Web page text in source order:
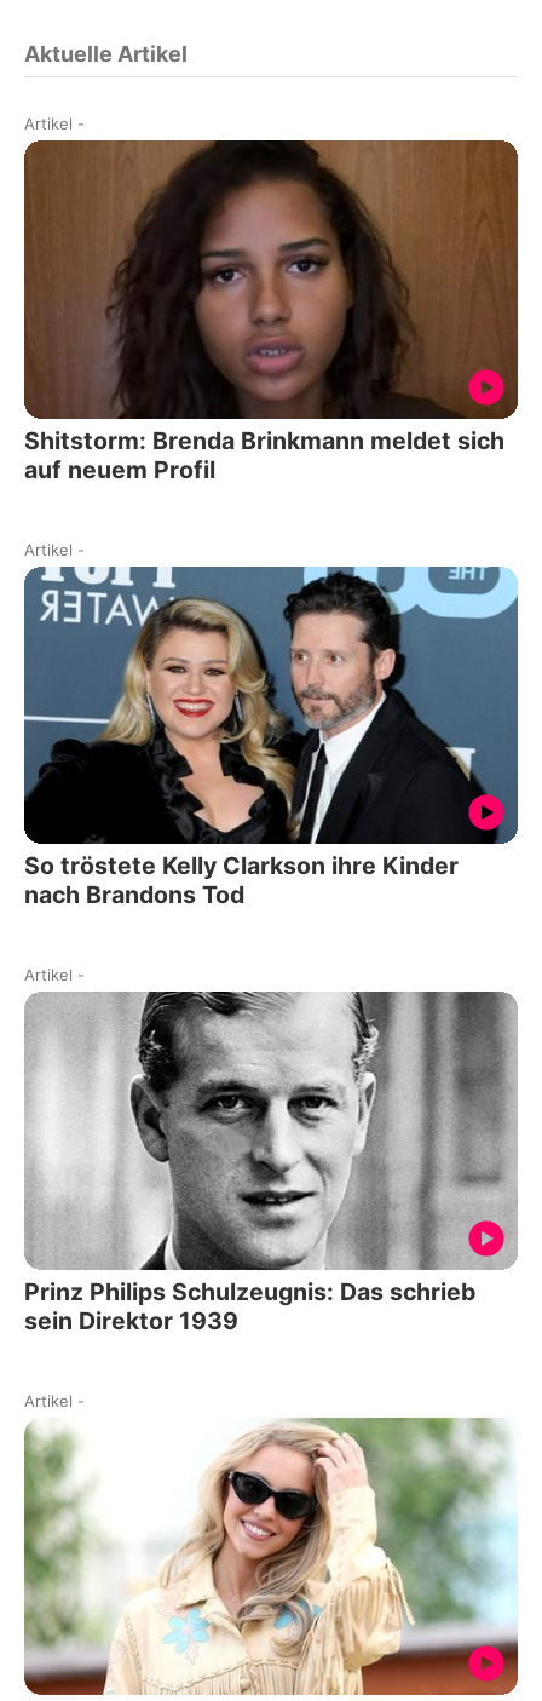
Aktuelle Artikel
Artikel -
Shitstorm: Brenda Brinkmann meldet sich
auf neuem Profil
Artikel -
So tröstete Kelly Clarkson ihre Kinder
nach Brandons Tod
Artikel -
Prinz Philips Schulzeugnis: Das schrieb
sein Direktor 1939
Artikel -